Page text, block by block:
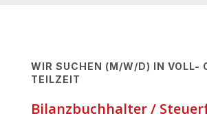
WIR SUCHEN (M/W/D) IN VOLL-
TEILZEIT
Bilanzbuchhalter /